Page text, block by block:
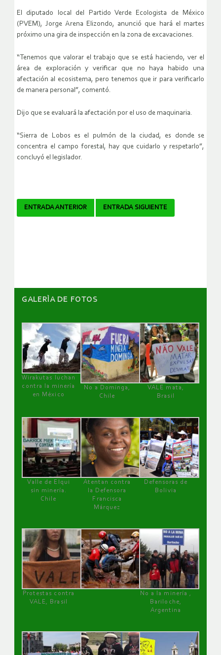
El diputado local del Partido Verde Ecologista de México
(PVEM), Jorge Arena Elizondo, anunció que hará el martes
próximo una gira de inspección en la zona de excavaciones.
“Tenemos que valorar el trabajo que se está haciendo, ver el
área de exploración y verificar que no haya habido una
afectación al ecosistema, pero tenemos que ir para verificarlo
de manera personal”, comentó.
Dijo que se evaluará la afectación por el uso de maquinaria.
“Sierra de Lobos es el pulmón de la ciudad, es donde se
concentra el campo forestal, hay que cuidarlo y respetarlo”,
concluyó el legislador.
Navegador
ENTRADA ANTERIOR ENTRADA SIGUIENTE
GALERÌA DE FOTOS
Wirakutas luchan
contra la minería
en México
No a Dominga,
Chile
VALE mata,
Brasil
Valle de Elqui
sin minería.
Chile
Atentan contra
la Defensora
Francisca
Márquez
Defensoras de
Bolivia
Protestas contra
VALE, Brasil
No a la minería ,
Bariloche,
Argentina